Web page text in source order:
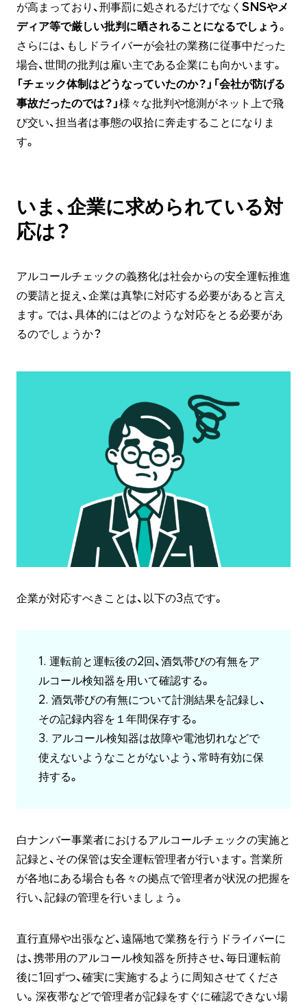
が高まっており、刑事罰に処されるだけでなく SNSやメ
ディア等で厳しい批判に晒されることになるでしょう。
さらには、もしドライバーが会社の業務に従事中だった
場合、世間の批判は雇い主である企業にも向かいます。
「チェック体制はどうなっていたのか？」「会社が防げる
事故だったのでは？」様々な批判や憶測がネット上で飛
び交い、担当者は事態の収拾に奔走することになりま
す。
いま、企業に求められている対
応は？
アルコールチェックの義務化は社会からの安全運転推進
の要請と捉え、企業は真摯に対応する必要があると言え
ます。では、具体的にはどのような対応をとる必要があ
るのでしょうか？
企業が対応すべきことは、以下の3点です。
1. 運転前と運転後の2回、酒気帯びの有無をア
ルコール検知器を用いて確認する。
2. 酒気帯びの有無について計測結果を記録し、
その記録内容を１年間保存する。
3. アルコール検知器は故障や電池切れなどで
使えないようなことがないよう、常時有効に保
持する。
白ナンバー事業者におけるアルコールチェックの実施と
記録と、その保管は安全運転管理者が行います。営業所
が各地にある場合も各々の拠点で管理者が状況の把握を
行い、記録の管理を行いましょう。
直行直帰や出張など、遠隔地で業務を行うドライバーに
は、携帯用のアルコール検知器を所持させ、毎日運転前
後に1回ずつ、確実に実施するように周知させてくださ
い。深夜帯などで管理者が記録をすぐに確認できない場